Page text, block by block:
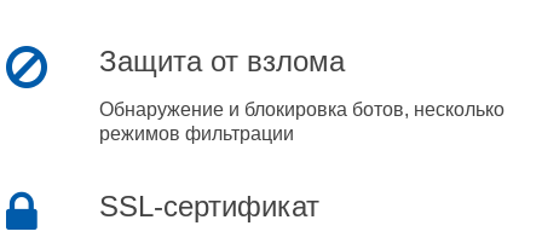
Защита от взлома
Обнаружение и блокировка ботов, несколько
режимов фильтрации
SSL-сертификат